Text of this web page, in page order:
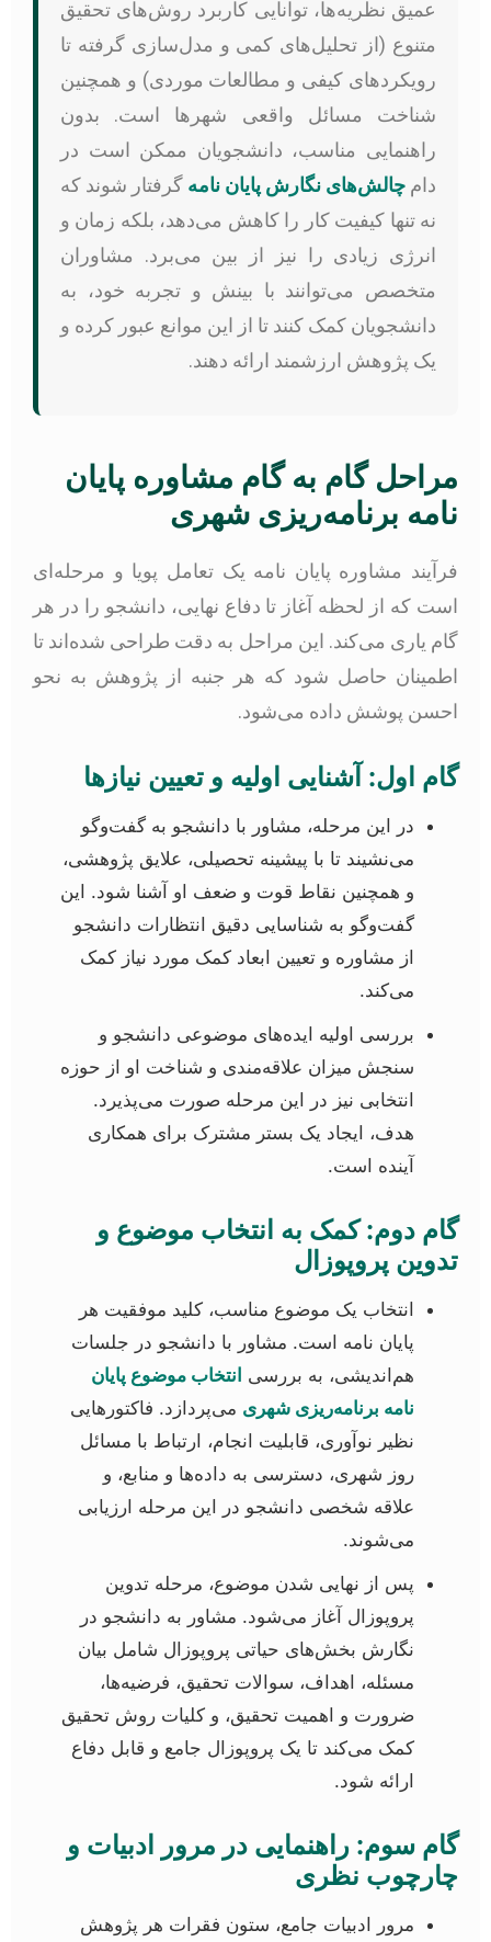
عمیق نظریه‌ها، توانایی کاربرد روش‌های تحقیق
متنوع (از تحلیل‌های کمی و مدل‌سازی گرفته تا
رویکردهای کیفی و مطالعات موردی) و همچنین
شناخت مسائل واقعی شهرها است. بدون
راهنمایی مناسب، دانشجویان ممکن است در
دام چالش‌های نگارش پایان نامه گرفتار شوند که
نه تنها کیفیت کار را کاهش می‌دهد، بلکه زمان و
انرژی زیادی را نیز از بین می‌برد. مشاوران
متخصص می‌توانند با بینش و تجربه خود، به
دانشجویان کمک کنند تا از این موانع عبور کرده و
یک پژوهش ارزشمند ارائه دهند.
مراحل گام به گام مشاوره پایان
نامه برنامه‌ریزی شهری
فرآیند مشاوره پایان نامه یک تعامل پویا و مرحله‌ای
است که از لحظه آغاز تا دفاع نهایی، دانشجو را در هر
گام یاری می‌کند. این مراحل به دقت طراحی شده‌اند تا
اطمینان حاصل شود که هر جنبه از پژوهش به نحو
احسن پوشش داده می‌شود.
گام اول: آشنایی اولیه و تعیین نیازها
در این مرحله، مشاور با دانشجو به گفت‌وگو
می‌نشیند تا با پیشینه تحصیلی، علایق پژوهشی،
و همچنین نقاط قوت و ضعف او آشنا شود. این
گفت‌وگو به شناسایی دقیق انتظارات دانشجو
از مشاوره و تعیین ابعاد کمک مورد نیاز کمک
می‌کند.
بررسی اولیه ایده‌های موضوعی دانشجو و
سنجش میزان علاقه‌مندی و شناخت او از حوزه
انتخابی نیز در این مرحله صورت می‌پذیرد.
هدف، ایجاد یک بستر مشترک برای همکاری
آینده است.
گام دوم: کمک به انتخاب موضوع و
تدوین پروپوزال
انتخاب یک موضوع مناسب، کلید موفقیت هر
پایان نامه است. مشاور با دانشجو در جلسات
هم‌اندیشی، به بررسی انتخاب موضوع پایان
نامه برنامه‌ریزی شهری می‌پردازد. فاکتورهایی
نظیر نوآوری، قابلیت انجام، ارتباط با مسائل
روز شهری، دسترسی به داده‌ها و منابع، و
علاقه شخصی دانشجو در این مرحله ارزیابی
می‌شوند.
پس از نهایی شدن موضوع، مرحله تدوین
پروپوزال آغاز می‌شود. مشاور به دانشجو در
نگارش بخش‌های حیاتی پروپوزال شامل بیان
مسئله، اهداف، سوالات تحقیق، فرضیه‌ها،
ضرورت و اهمیت تحقیق، و کلیات روش تحقیق
کمک می‌کند تا یک پروپوزال جامع و قابل دفاع
ارائه شود.
گام سوم: راهنمایی در مرور ادبیات و
چارچوب نظری
مرور ادبیات جامع، ستون فقرات هر پژوهش